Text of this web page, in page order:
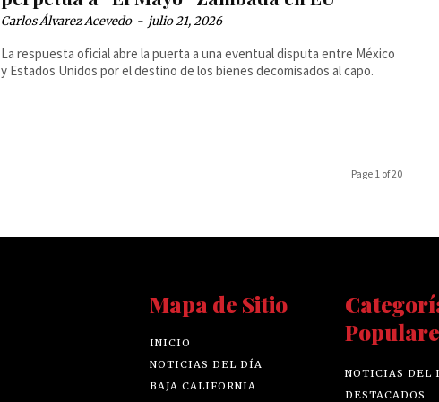
Carlos Álvarez Acevedo - julio 21, 2026
La respuesta oficial abre la puerta a una eventual disputa entre México
y Estados Unidos por el destino de los bienes decomisados al capo.
Page 1 of 20
Mapa de Sitio
INICIO
NOTICIAS DEL DÍA
BAJA CALIFORNIA
NOTICIAS DEL
DESTACADOS